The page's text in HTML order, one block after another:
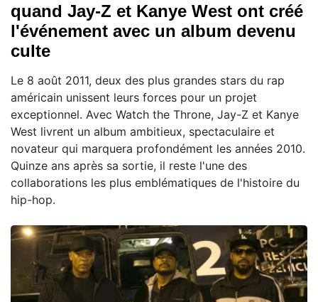
quand Jay-Z et Kanye West ont créé
l'événement avec un album devenu
culte
Le 8 août 2011, deux des plus grandes stars du rap
américain unissent leurs forces pour un projet
exceptionnel. Avec Watch the Throne, Jay-Z et Kanye
West livrent un album ambitieux, spectaculaire et
novateur qui marquera profondément les années 2010.
Quinze ans après sa sortie, il reste l'une des
collaborations les plus emblématiques de l'histoire du
hip-hop.